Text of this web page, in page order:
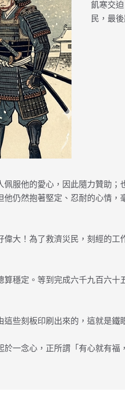
飢寒交
民，最
服他的愛心，因此隨力贊助
仍然抱著堅定、忍耐的心情
大！為了救濟災民，刻經的
穩定。等到完成六千九百六
些刻板印刷出來的，這就是鐵
一念心，正所謂「有心就有